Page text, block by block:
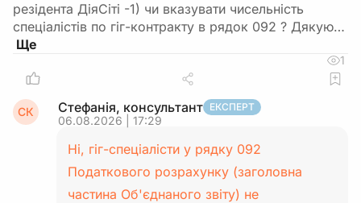
резідента ДіяСіті -1) чи вказувати чисельність
спеціалістів по гіг-контракту в рядок 092 ? Дякую…
1
СК Стефанія, консультант ЕКСПЕРТ
06.08.2026 | 17:29
Ні, гіг-спеціалісти у рядку 092
Податкового розрахунку (заголовна
частина Об'єднаного звіту) не